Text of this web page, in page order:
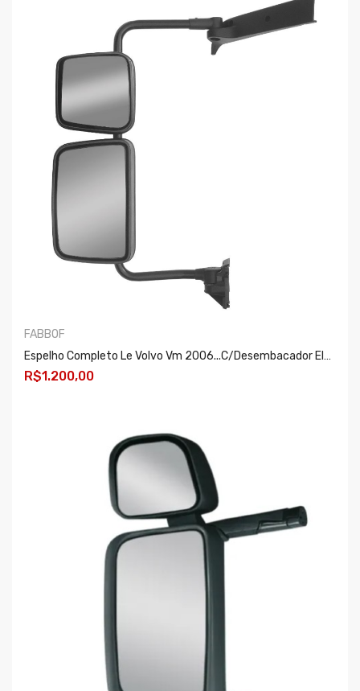
FABBOF
Espelho Completo Le Volvo Vm 2006...c/desembacador Eletrico Er221
R$1.200,00